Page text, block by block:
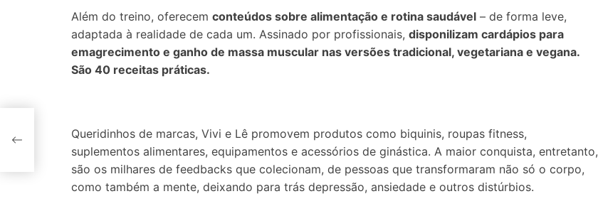
Além do treino, oferecem conteúdos sobre alimentação e rotina saudável – de forma leve,
adaptada à realidade de cada um. Assinado por profissionais, disponilizam cardápios para
emagrecimento e ganho de massa muscular nas versões tradicional, vegetariana e vegana.
São 40 receitas práticas.
Queridinhos de marcas, Vivi e Lê promovem produtos como biquinis, roupas fitness,
suplementos alimentares, equipamentos e acessórios de ginástica. A maior conquista, entretanto,
são os milhares de feedbacks que colecionam, de pessoas que transformaram não só o corpo,
como também a mente, deixando para trás depressão, ansiedade e outros distúrbios.